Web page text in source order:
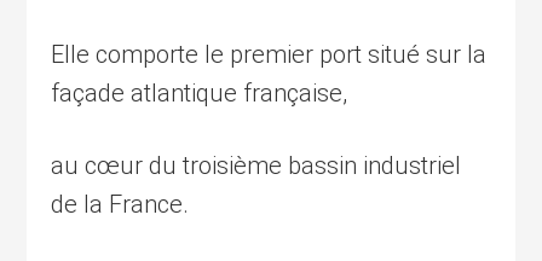
Elle comporte le premier port situé sur la
façade atlantique française,
au cœur du troisième bassin industriel
de la France.